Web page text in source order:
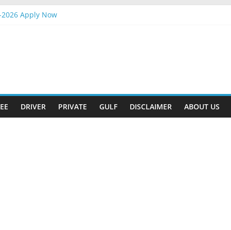
Apply Now
DRIVER PRIVATE GULF DISCLAIMER ABOUT US